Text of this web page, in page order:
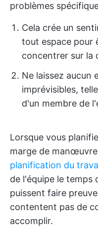
problèmes
Cela crée un
tout espace pour
concentrer sur la
Ne laissez aucun
imprévisibles,
d'un membre de
Lorsque vous
marge de
planification du
de l'équipe le temps
puissent faire
contentent pas de
accomplir.